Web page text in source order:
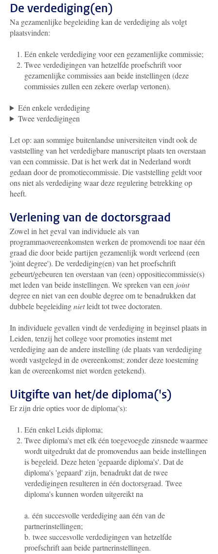
De verdediging(en)
Na gezamenlijke begeleiding kan de verdediging als volgt
plaatsvinden:
Eén enkele verdediging voor een gezamenlijke commissie;
Twee verdedigingen van hetzelfde proefschrift voor
gezamenlijke commissies aan beide instellingen (deze
commissies zullen een zekere overlap vertonen).
Eén enkele verdediging
Twee verdedigingen
Let op: aan sommige buitenlandse universiteiten vindt ook de
vaststelling van het verdedigbare manuscript plaats ten overstaan
van een commissie. Dat is het werk dat in Nederland wordt
gedaan door de promotiecommissie. Die vaststelling geldt voor
ons niet als verdediging waar deze regulering betrekking op
heeft.
Verlening van de doctorsgraad
Zowel in het geval van individuele als van
programmaovereenkomsten werken de promovendi toe naar één
graad die door beide partijen gezamenlijk wordt verleend (een
'joint degree'). De verdediging(en) van het proefschrift
gebeurt/gebeuren ten overstaan van (een) oppositiecommissie(s)
met leden van beide instellingen. We spreken van een joint
degree en niet van een double degree om te benadrukken dat
dubbele begeleidingnietleidt tot twee doctoraten.
In individuele gevallen vindt de verdediging in beginsel plaats in
Leiden, tenzij het college voor promoties instemt met
verdediging aan de andere instelling (de plaats van verdediging
wordt vastgelegd in de overeenkomst; zonder deze toesteming
kan de overeenkomst niet worden getekend).
Uitgifte van het/de diploma('s)
Er zijn drie opties voor de diploma('s):
Eén enkel Leids diploma;
Twee diploma's met elk één toegevoegde zinsnede waarmee
wordt uitgedrukt dat de promovendus aan beide instellingen
is begeleid. Deze heten 'gepaarde diploma's'. Dat de
diploma's 'gepaard' zijn, benadrukt dat de twee
verdedigingen resulteren in één doctorsgraad. Twee
diploma's kunnen worden uitgereikt na
a. één succesvolle verdediging aan één van de
partnerinstellingen;
b. twee succesvolle verdedigingen van hetzelfde
proefschrift aan beide partnerinstellingen.